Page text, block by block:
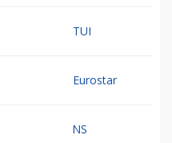
TUI
Eurostar
NS